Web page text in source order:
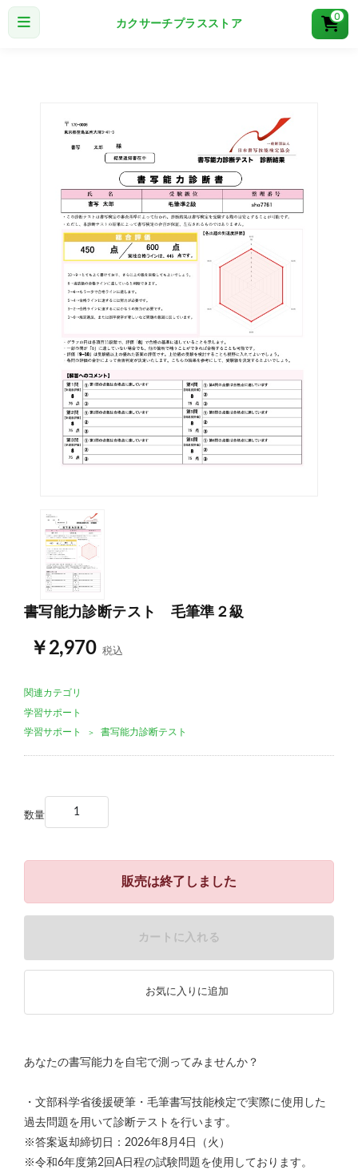
カクサーチプラスストア
0
書写能力診断テスト 毛筆準２級
￥2,970 税込
関連カテゴリ
学習サポート
学習サポート
＞ 書写能力診断テスト
数量
販売は終了しました
カートに入れる
お気に入りに追加
あなたの書写能力を自宅で測ってみませんか？
・文部科学省後援硬筆・毛筆書写技能検定で実際に使用した
過去問題を用いて診断テストを行います。
※答案返却締切日：2026年8月4日（火）
※令和6年度第2回A日程の試験問題を使用しております。